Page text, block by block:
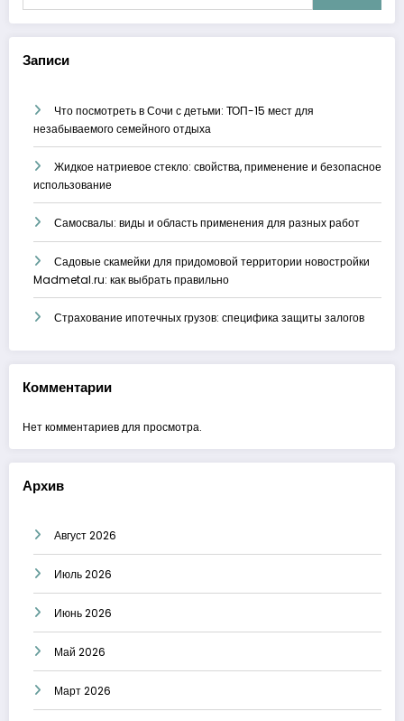
Записи
Что посмотреть в Сочи с детьми: ТОП-15 мест для
незабываемого семейного отдыха
Жидкое натриевое стекло: свойства, применение и безопасное
использование
Самосвалы: виды и область применения для разных работ
Садовые скамейки для придомовой территории новостройки
Madmetal.ru: как выбрать правильно
Страхование ипотечных грузов: специфика защиты залогов
Комментарии
Нет комментариев для просмотра.
Архив
Август 2026
Июль 2026
Июнь 2026
Май 2026
Март 2026